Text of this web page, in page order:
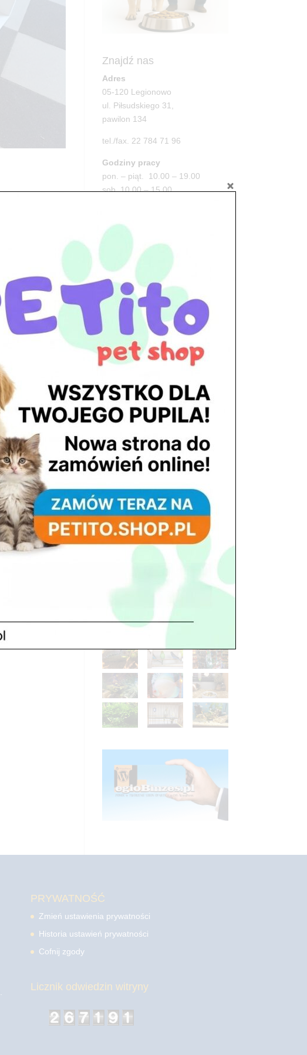
Znajdź nas
Adres
05-120 Legionowo
ul. Piłsudskiego 31,
pawilon 134
tel./fax. 22 784 71 96
Godziny pracy
pon. – piąt. 10.00 – 19.00
sob. 10.00 – 15.00
Adres
05-100 Nowy Dwór Mazowiecki
ul. Leśna 2
tel. 503 900 215
Godziny pracy
pon. – piąt. 10.00 – 19.00
sob. 8.00 – 15.00
niedz. zamknięte
PRYWATNOŚĆ
Zmień ustawienia prywatności
Historia ustawień prywatności
Cofnij zgody
Licznik odwiedzin witryny